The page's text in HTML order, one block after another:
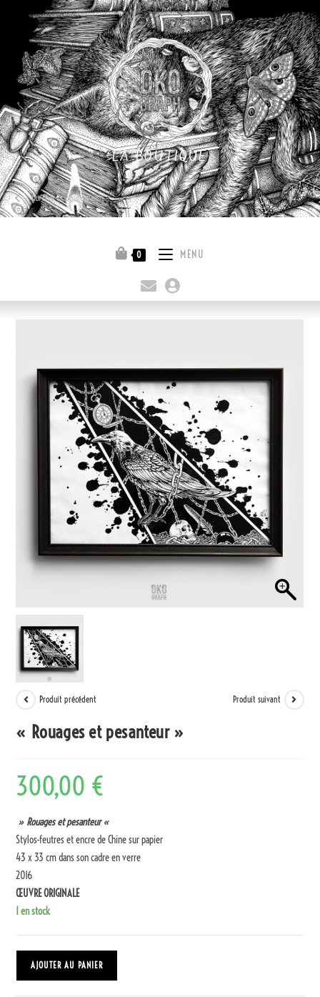
LA BOUTIQUE
Quitter la boutique
0 MENU
Produit précédent Produit suivant
« Rouages et pesanteur »
300,00 €
» Rouages et pesanteur «
Stylos-feutres et encre de Chine sur papier
43 x 33 cm dans son cadre en verre
2016
ŒUVRE ORIGINALE
1 en stock
AJOUTER AU PANIER